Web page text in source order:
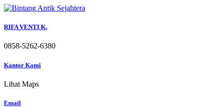
Skip
content
RIFA VENTI K.
0858-5262-6380
Kantor Kami
Lihat Maps
Email